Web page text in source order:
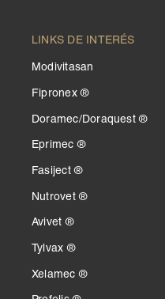
LINKS DE INTERÉS
Modivitasan
Fipronex ®
Doramec/Doraquest ®
Eprimec ®
Fasiject ®
Nutrovet ®
Avivet ®
Tylvax ®
Xelamec ®